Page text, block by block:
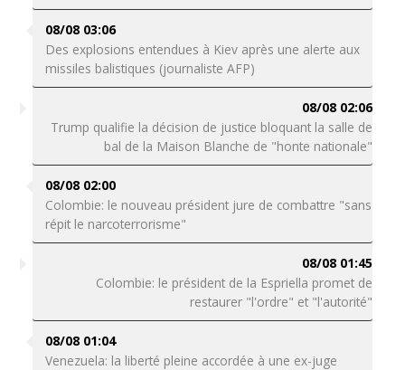
08/08 03:06
Des explosions entendues à Kiev après une alerte aux
missiles balistiques (journaliste AFP)
08/08 02:06
Trump qualifie la décision de justice bloquant la salle de
bal de la Maison Blanche de "honte nationale"
08/08 02:00
Colombie: le nouveau président jure de combattre "sans
répit le narcoterrorisme"
08/08 01:45
Colombie: le président de la Espriella promet de
restaurer "l'ordre" et "l'autorité"
08/08 01:04
Venezuela: la liberté pleine accordée à une ex-juge